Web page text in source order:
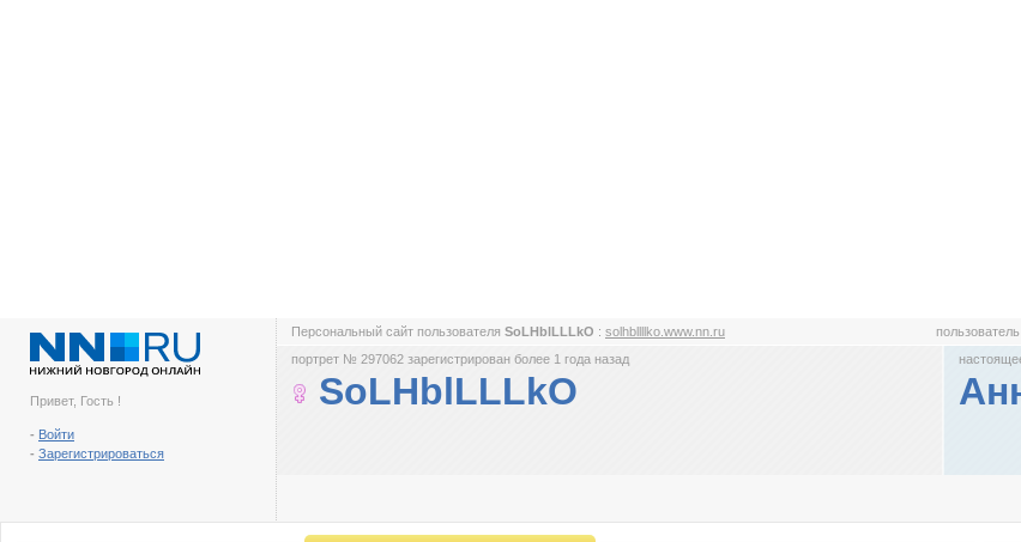
Привет, Гость !
- Войти
- Зарегистрироваться
Персональный сайт пользователя SoLHblLLLkO : solhbllllko.www.nn.ru
портрет № 297062 зарегистрирован более 1 года назад
SoLHblLLLkO